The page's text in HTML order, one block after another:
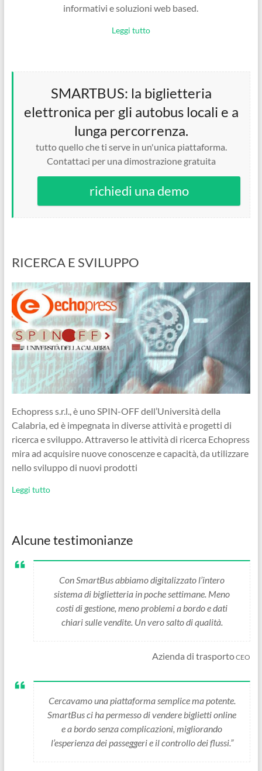
informativi e soluzioni web based.
Leggi tutto
SMARTBUS: la biglietteria
elettronica per gli autobus locali e a
lunga percorrenza.
tutto quello che ti serve in un'unica piattaforma.
Contattaci per una dimostrazione gratuita
richiedi una demo
RICERCA E SVILUPPO
Echopress s.r.l., è uno SPIN-OFF dell’Università della
Calabria, ed è impegnata in diverse attività e progetti di
ricerca e sviluppo. Attraverso le attività di ricerca Echopress
mira ad acquisire nuove conoscenze e capacità, da utilizzare
nello sviluppo di nuovi prodotti
Leggi tutto
Alcune testimonianze
Con SmartBus abbiamo digitalizzato l’intero
sistema di biglietteria in poche settimane. Meno
costi di gestione, meno problemi a bordo e dati
chiari sulle vendite. Un vero salto di qualità.
Azienda di trasportoCEO
Cercavamo una piattaforma semplice ma potente.
SmartBus ci ha permesso di vendere biglietti online
e a bordo senza complicazioni, migliorando
l’esperienza dei passeggeri e il controllo dei flussi.”